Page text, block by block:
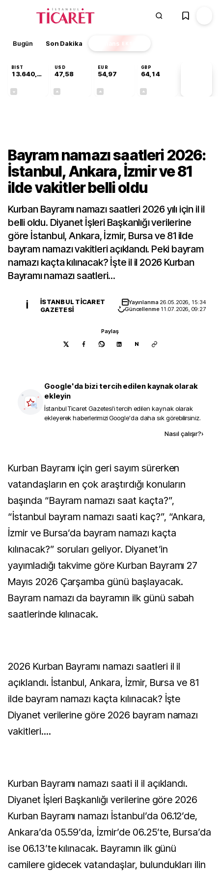
Bugün Son Dakika Finans EKSTRA
BIST
13.640,41
USD
47,58
EUR
54,97
GBP
64,14
Bayram namazı saatleri 2026:
İstanbul, Ankara, İzmir ve 81
ilde vakitler belli oldu
Kurban Bayramı namazı saatleri 2026 yılı için il il
belli oldu. Diyanet İşleri Başkanlığı verilerine
göre İstanbul, Ankara, İzmir, Bursa ve 81 ilde
bayram namazı vakitleri açıklandı. Peki bayram
namazı kaçta kılınacak? İşte il il 2026 Kurban
Bayramı namazı saatleri...
İ
İSTANBUL TICARET
GAZETESI
Yayınlanma 26.05.2026, 15:34
Güncellenme 11.07.2026, 09:27
Paylaş
N
Google'da bizi tercih edilen kaynak olarak
ekleyin
İstanbul Ticaret Gazetesi'i tercih edilen kaynak olarak
ekleyerek haberlerimizi Google'da daha sık görebilirsiniz.
Nasıl çalışır?›
Kurban Bayramı için geri sayım sürerken
vatandaşların en çok araştırdığı konuların
başında “Bayram namazı saat kaçta?”,
“İstanbul bayram namazı saati kaç?”, “Ankara,
İzmir ve Bursa’da bayram namazı kaçta
kılınacak?” soruları geliyor. Diyanet’in
yayımladığı takvime göre Kurban Bayramı 27
Mayıs 2026 Çarşamba günü başlayacak.
Bayram namazı da bayramın ilk günü sabah
saatlerinde kılınacak.
2026 Kurban Bayramı namazı saatleri il il
açıklandı. İstanbul, Ankara, İzmir, Bursa ve 81
ilde bayram namazı kaçta kılınacak? İşte
Diyanet verilerine göre 2026 bayram namazı
vakitleri....
Kurban Bayramı namazı saati il il açıklandı.
Diyanet İşleri Başkanlığı verilerine göre 2026
Kurban Bayramı namazı İstanbul’da 06.12’de,
Ankara’da 05.59’da, İzmir’de 06.25’te, Bursa’da
ise 06.13’te kılınacak. Bayramın ilk günü
camilere gidecek vatandaşlar, bulundukları ilin